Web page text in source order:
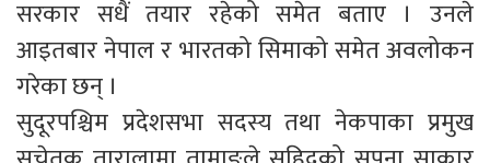
सरकार सधैं तयार रहेको समेत बताए । उनले
आइतबार नेपाल र भारतको सिमाको समेत अवलोकन
गरेका छन् ।
सुदूरपश्चिम प्रदेशसभा सदस्य तथा नेकपाका प्रमुख